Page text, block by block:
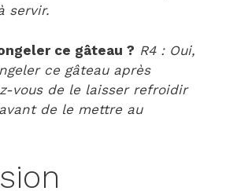
servir.
ce gâteau ? R4 : Oui,
ce gâteau après
vous de le laisser refroidir
de le mettre au